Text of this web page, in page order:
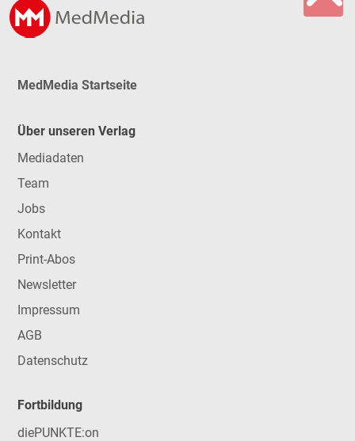
MedMedia Startseite
Über unseren Verlag
Mediadaten
Team
Jobs
Kontakt
Print-Abos
Newsletter
Impressum
AGB
Datenschutz
Fortbildung
diePUNKTE:on